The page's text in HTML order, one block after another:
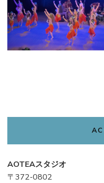
AOTEAスタジオ
〒372-0802